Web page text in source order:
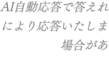
​AI自動応答で答え
により応答いたし
場合があ